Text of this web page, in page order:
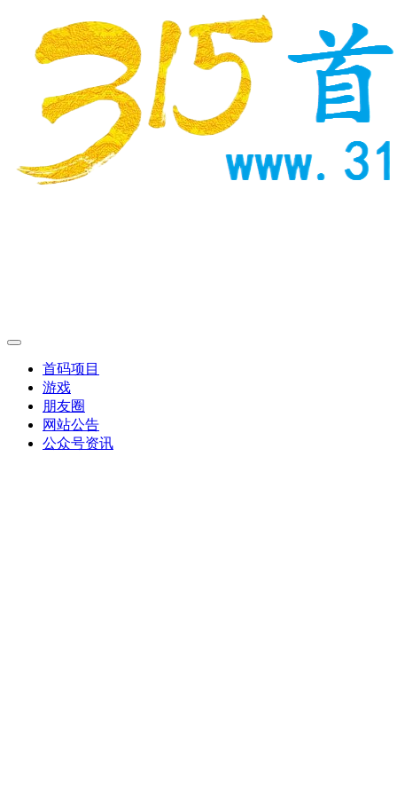
首码项目
游戏
朋友圈
网站公告
公众号资讯